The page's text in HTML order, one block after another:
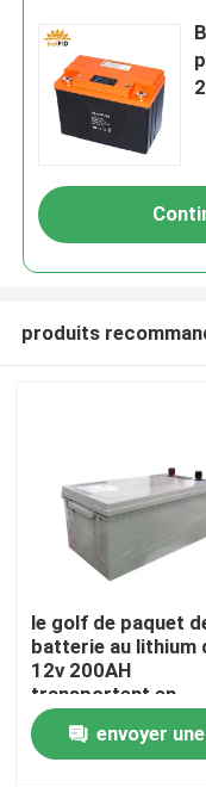
Maison
Produits
Au sujet de nous
produits
le golf de paquet
batterie au lithium
12v 200AH
transportent en
charrette 30A
envoyer une